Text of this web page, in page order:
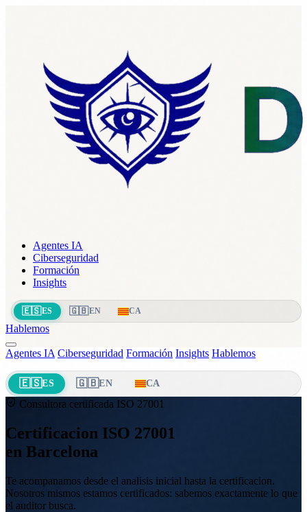
Agentes IA
Ciberseguridad
Formación
Insights
🇪🇸ES 🇬🇧EN CA
Hablemos
Agentes IA Ciberseguridad Formación Insights Hablemos
🇪🇸ES 🇬🇧EN CA
Consultora certificada ISO 27001
Certificacion ISO 27001
en Barcelona
Te acompanamos desde el analisis inicial hasta la certificacion.
Nosotros mismos estamos certificados: sabemos exactamente lo que
el auditor busca.